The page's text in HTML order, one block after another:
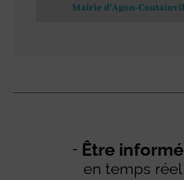
Être informé
en temps réel